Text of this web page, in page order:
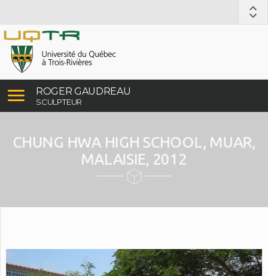
ROGER GAUDREAU
SCULPTEUR
CHUNG HWA HIGH SCHOOL, MUAR,
MALAISIE, 2012